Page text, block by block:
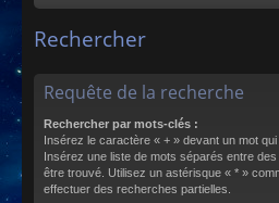
s
Rechercher
Requête de la recherche
Rechercher par mots-clés :
Insérez le caractère « + » devant un mot
Insérez une liste de mots séparés entre
être trouvé. Utilisez un astérisque « * »
effectuer des recherches partielles.